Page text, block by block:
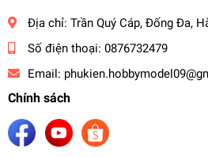
Địa chỉ: Trần Quý Cáp, Đống Đa,
Số điện thoại: 0876732479
Email:
Chính sách